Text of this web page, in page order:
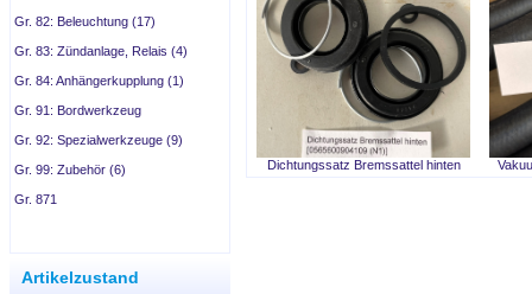
Gr. 82: Beleuchtung (17)
Gr. 83: Zündanlage, Relais (4)
Gr. 84: Anhängerkupplung (1)
Gr. 91: Bordwerkzeug
Gr. 92: Spezialwerkzeuge (9)
Gr. 99: Zubehör (6)
Gr. 871
Artikelzustand
Dichtungssatz Bremssattel hinten